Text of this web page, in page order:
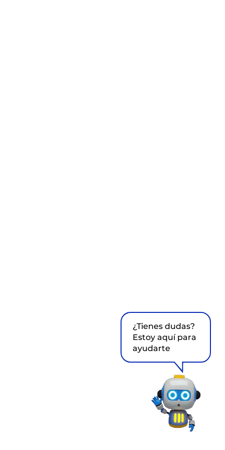
¿Tienes dudas?
Estoy aquí para
ayudarte